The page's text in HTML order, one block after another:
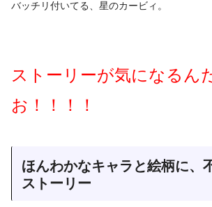
バッチリ付いてる、星のカービィ。
ストーリーが気になるん
お！！！！
ほんわかなキャラと絵柄に、
ストーリー